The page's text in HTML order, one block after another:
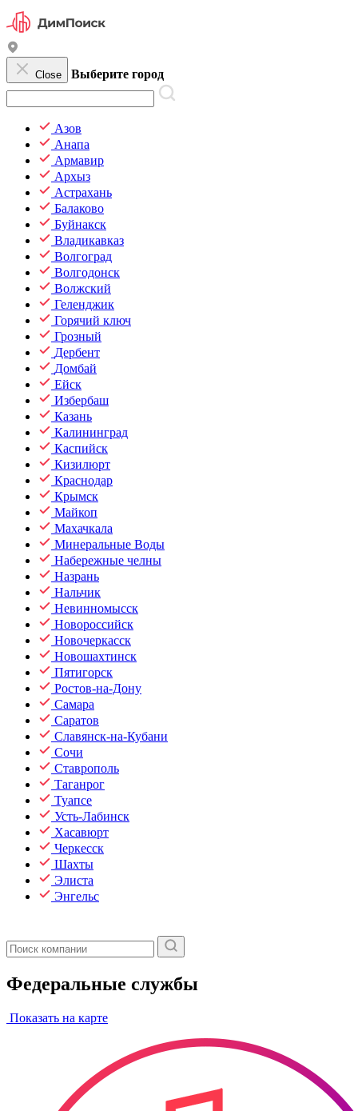
Close Выберите город
Азов
Анапа
Армавир
Архыз
Астрахань
Балаково
Буйнакск
Владикавказ
Волгоград
Волгодонск
Волжский
Геленджик
Горячий ключ
Грозный
Дербент
Домбай
Ейск
Избербаш
Казань
Калининград
Каспийск
Кизилюрт
Краснодар
Крымск
Майкоп
Махачкала
Минеральные Воды
Набережные челны
Назрань
Нальчик
Невинномысск
Новороссийск
Новочеркасск
Новошахтинск
Пятигорск
Ростов-на-Дону
Самара
Саратов
Славянск-на-Кубани
Сочи
Ставрополь
Таганрог
Туапсе
Усть-Лабинск
Хасавюрт
Черкесск
Шахты
Элиста
Энгельс
Федеральные службы
Показать на карте